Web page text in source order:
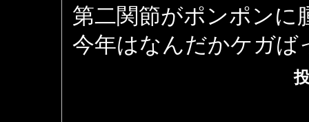
第二関節がポンポンに
今年はなんだかケガば